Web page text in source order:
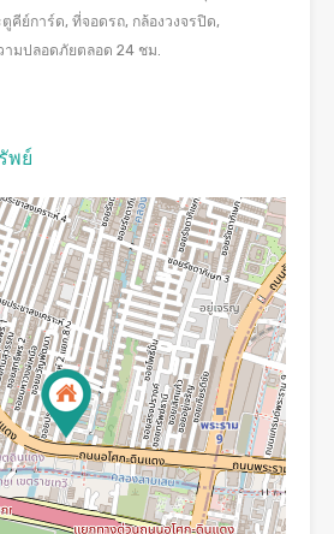
คีย์การ์ด, ที่จอดรถ, กล้องวงจรปิด,
ามปลอดภัยตลอด 24 ชม.
พย์